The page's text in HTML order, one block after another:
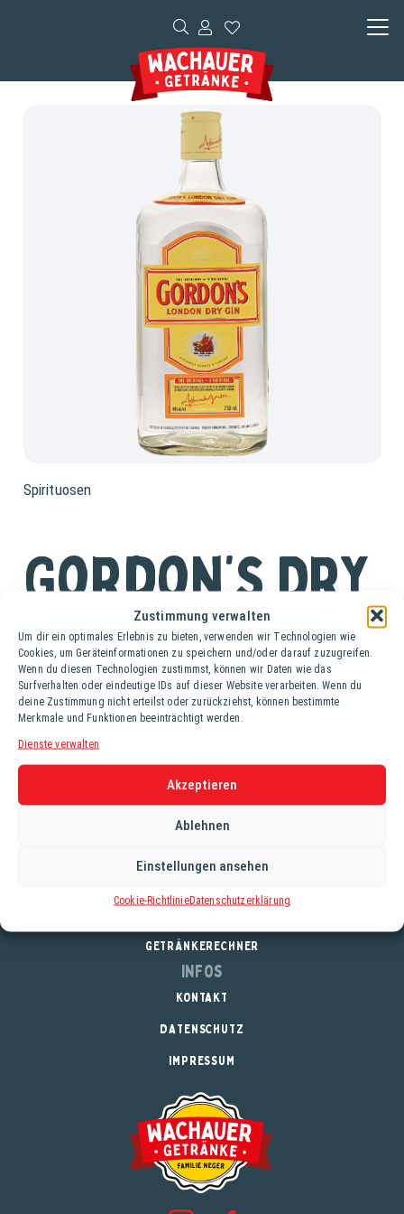
Zustimmung verwalten
Um dir ein optimales Erlebnis zu bieten, verwenden wir Technologien wie
Cookies, um Geräteinformationen zu speichern und/oder darauf zuzugreifen.
Wenn du diesen Technologien zustimmst, können wir Daten wie das
Surfverhalten oder eindeutige IDs auf dieser Website verarbeiten. Wenn du
deine Zustimmung nicht erteilst oder zurückziehst, können bestimmte
Merkmale und Funktionen beeinträchtigt werden.
Dienste verwalten
Akzeptieren
Ablehnen
Einstellungen ansehen
Cookie-RichtlinieDatenschutzerklärung
Spirituosen
Gordon’s Dry
Gin 37,5%
Fl. (0,7 lt.)
London Dry Gin der auch gern bei Verkostungen über
Service
GETRÄNKERECHNER
Infos
KONTAKT
DATENSCHUTZ
IMPRESSUM